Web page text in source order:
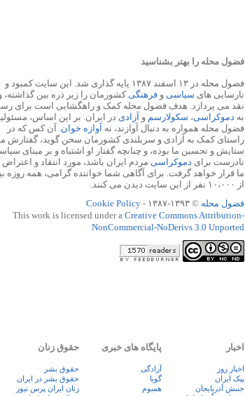
فضول محله را بهتر بشناسید
فضول محله در ۱۳ اسفند ۱۳۸۷ پایه گذاری شد. این سایت کمبود و
نارسایی های سیاسی و فرهنگیکشورمان را زیر ذره بین گذاشته،
نقد می پردازد. هدف فضول محله کمک و راهگشایی است برای
به دموکراسی، سکولارسم و آزادی در ایران. بر این اساس،
فضول محله همواره به دنبال آوازند، نه آوازه خوان. آن کس که در
راستای کمک به آزادی و سربلندی کشورمان سخن گوید، گفتارش
ستایش و تحسین ما بوده، و چنانچه گفتار او اشتباه و بر مبنای
نادرست برای دموکراسی مردم ایران باشد، مورد انتقاد و
ما قرار خواهد گرفت. برای آگاهی شما خواننده گرامی، همه روزه
از ۱۰،۰۰۰ نفر از این سایت دیدن می کنند.
فضول محله © ۱۳۹۳-۱۳۸۷ -
Cookie Policy
This work is licensed under a Creative Commons Attribution-
NonCommercial-NoDerivs 3.0 Unported
اخبار
اخبار روز
پيک ايران
جنبش آذربایجان
پایگاه های خبری
آزادگی
گویا
همبوم
حقوق زنان
حقوق بشر
حقوق بشر در ایران
زنان ايران پرس نيوز